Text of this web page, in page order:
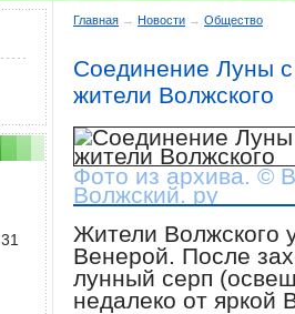
Главная → Новости → Общество
Соединение Луны с
жители Волжского
Фото из архива. ©
Волжский. ру
Жители Волжского
Венерой. После
лунный серп
недалеко от яркой
31